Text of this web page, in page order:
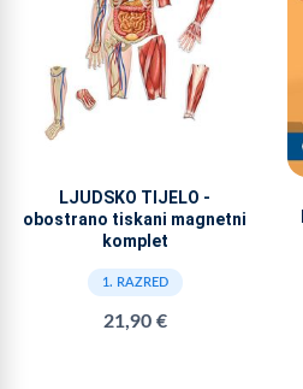
LJUDSKO TIJELO -
obostrano tiskani magnetni
komplet
1. RAZRED
21,90 €